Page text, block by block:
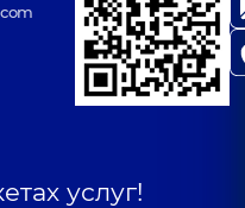
услуг!